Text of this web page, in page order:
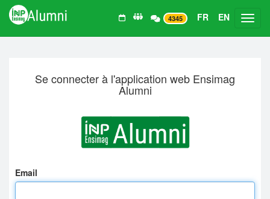
4345 FR EN
Se connecter à l'application web Ensimag
Alumni
Email